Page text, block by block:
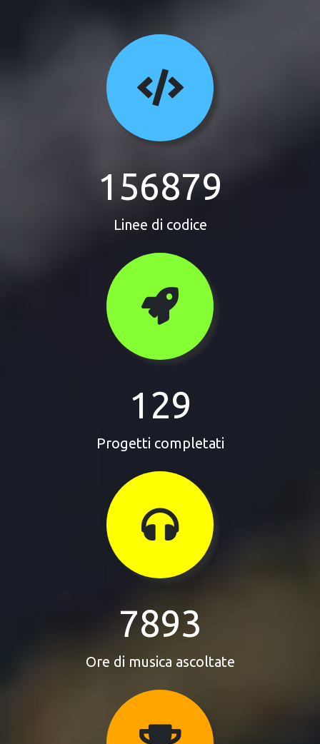
156879
Linee di codice
129
Progetti completati
7893
Ore di musica ascoltate